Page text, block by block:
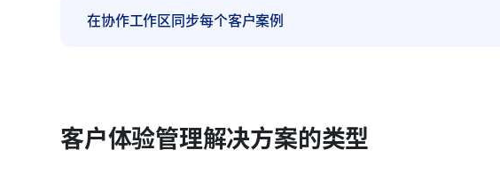
在协作工作区同步每个客户案例
客户体验管理解决方案的类型